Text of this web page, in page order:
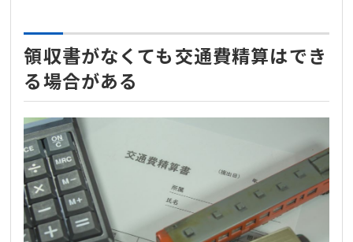
領収書がなくても交通費精算はでき
る場合がある